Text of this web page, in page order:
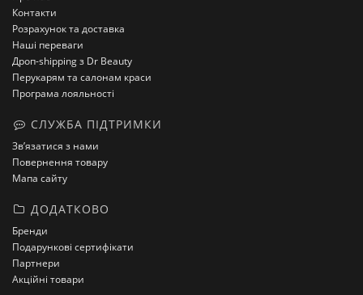
Контакти
Розрахунок та доставка
Наші переваги
Дроп-shipping з Dr Beauty
Перукарям та салонам краси
Програма лояльності
СЛУЖБА ПІДТРИМКИ
Зв’язатися з нами
Повернення товару
Мапа сайту
ДОДАТКОВО
Бренди
Подарункові сертифікати
Партнери
Акційні товари